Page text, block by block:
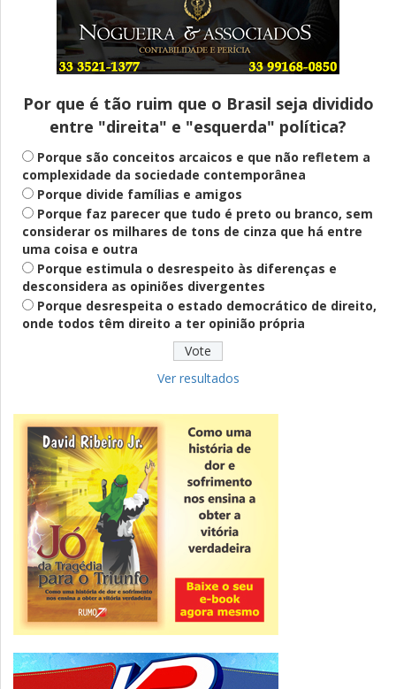
Entenda
Pix Pensão Alimentícia: entenda o que é
e como solicitar
Saúde Mental
Plataforma oferece escuta em saúde
mental para jovens no SUS Digital
Definido
PT lança Patrus Ananias como candidato
ao governo de Minas Gerais
Fies: pré-selecionados têm até terça
para complementar informações
Novidade
CNPJ alfanumérico começa a ser emitido
nesta sexta
ver todas »
Por que é tão ruim que o Brasil seja dividido
entre "direita" e "esquerda" política?
Porque são conceitos arcaicos e que não refletem a
complexidade da sociedade contemporânea
Porque divide famílias e amigos
Porque faz parecer que tudo é preto ou branco, sem
considerar os milhares de tons de cinza que há entre
uma coisa e outra
Porque estimula o desrespeito às diferenças e
desconsidera as opiniões divergentes
Porque desrespeita o estado democrático de direito,
onde todos têm direito a ter opinião própria
Ver resultados